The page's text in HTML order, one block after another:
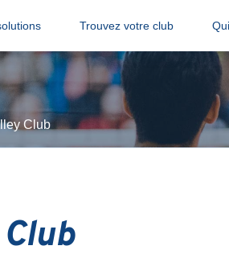
Trouvez votre club
Club